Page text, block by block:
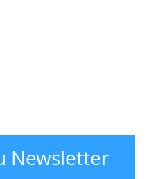
Newsletter